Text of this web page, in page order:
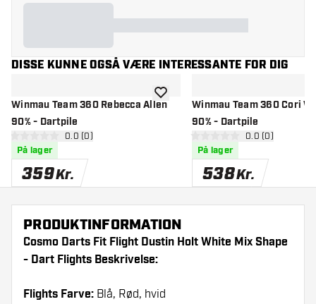
DISSE KUNNE OGSÅ VÆRE INTERESSANTE FOR DIG
Winmau Team 360 Rebecca Allen
90% - Dartpile
åbn anmeldelsespanel
0 bedømmelsesstjerner
0.0 (0)
På lager
359Kr.
tilføje til ønskeliste
Winmau Team 360 Cori
90% - Dartpile
åbn
0 bedømmelsesstjerner
0.0 (0)
På lager
538Kr.
PRODUKTINFORMATION
Cosmo Darts Fit Flight Dustin Holt White Mix Shape
- Dart Flights Beskrivelse:
Flights Farve: Blå, Rød, hvid